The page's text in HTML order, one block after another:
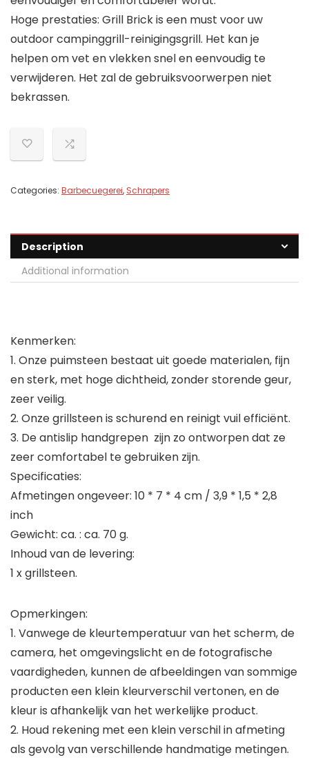
Hoge prestaties: Grill Brick is een must voor uw
outdoor campinggrill-reinigingsgrill. Het kan je
helpen om vet en vlekken snel en eenvoudig te
verwijderen. Het zal de gebruiksvoorwerpen niet
bekrassen.
Categories: Barbecuegerei, Schrapers
Description
Additional information
Kenmerken:
1. Onze puimsteen bestaat uit goede materialen, fijn
en sterk, met hoge dichtheid, zonder storende geur,
zeer veilig.
2. Onze grillsteen is schurend en reinigt vuil efficiënt.
3. De antislip handgrepen ​​​​​​​​​​​​​​ zijn zo ontworpen dat ze
zeer comfortabel te gebruiken zijn.
Specificaties:
Afmetingen ongeveer: 10 * 7 * 4 cm / 3,9 * 1,5 * 2,8
inch
Gewicht: ca. : ca. 70 g.
Inhoud van de levering:
1 x grillsteen.
Opmerkingen:
1. Vanwege de kleurtemperatuur van het scherm, de
camera, het omgevingslicht en de fotografische
vaardigheden, kunnen de afbeeldingen van sommige
producten een klein kleurverschil vertonen, en de
kleur is afhankelijk van het werkelijke product.
2. Houd rekening met een klein verschil in afmeting
als gevolg van verschillende handmatige metingen.